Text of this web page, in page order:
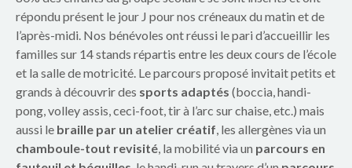
r
e
n
t
s
répondu présent le jour J pour nos créneaux du matin et de
l’après-midi. Nos bénévoles ont réussi le pari d’accueillir les
familles sur 14 stands répartis entre les deux cours de l’école
et la salle de motricité. Le parcours proposé invitait petits et
grands à découvrir des sports adaptés (boccia, handi-
pong, volley assis, ceci-foot, tir à l’arc sur chaise, etc.) mais
aussi le braille par un atelier créatif, les allergènes via un
chamboule-tout revisité, la mobilité via un parcours en